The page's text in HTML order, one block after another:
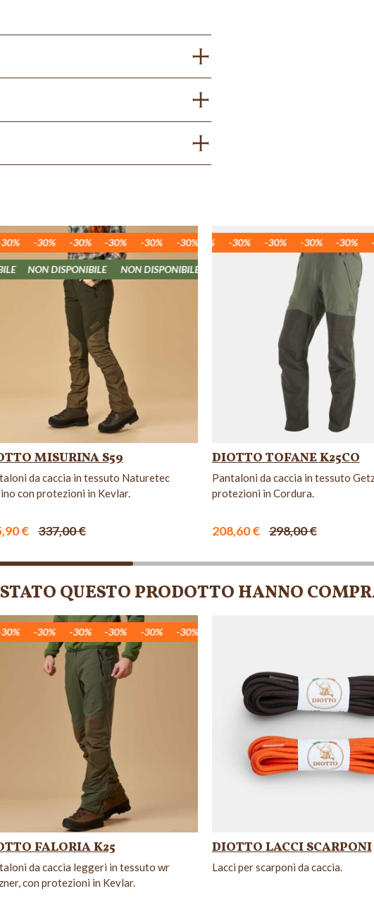
-30% -30% -30% -30% -30% -30% -30% -30%
-30% -30% -30% -30% -30% -30% -30% -30% -30% -30% -
DISPONIBILE NON DISPONIBILE NON DISPONIBILE NON DISPONIBILE
MISURINA S59
da caccia in tessuto Naturetec
con protezioni in Kevlar.
€ 337,00 €
-30% -30% -30% -30% -30% -30% -30% -30% -30%
DIOTTO TOFANE K25CO
Pantaloni da caccia in tessuto
protezioni in Cordura.
208,60 € 298,00 €
-30% -30% -
QUESTO PRODOTTO HANNO
-30% -30% -30% -30% -30% -30%
FALORIA K25
da caccia leggeri in tessuto wr
con protezioni in Kevlar.
DIOTTO LACCI SCARPONI
Lacci per scarponi da caccia.